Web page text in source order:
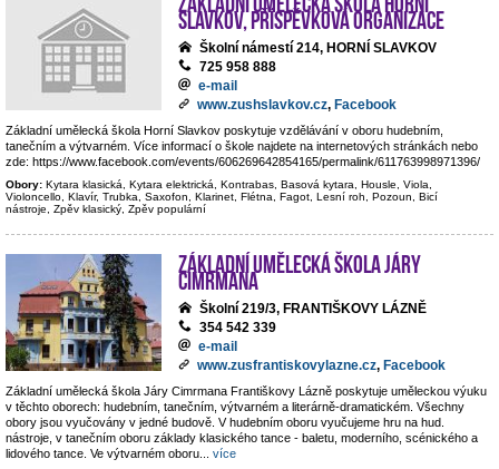
Slavkov, příspěvková organizace
Školní námestí 214, HORNÍ SLAVKOV
725 958 888
e-mail
www.zushslavkov.cz, Facebook
Základní umělecká škola Horní Slavkov poskytuje vzdělávání v oboru hudebním,
tanečním a výtvarném. Více informací o škole najdete na internetových stránkách nebo
zde: https://www.facebook.com/events/606269642854165/permalink/611763998971396/
Obory: Kytara klasická, Kytara elektrická, Kontrabas, Basová kytara, Housle, Viola,
Violoncello, Klavír, Trubka, Saxofon, Klarinet, Flétna, Fagot, Lesní roh, Pozoun, Bicí
nástroje, Zpěv klasický, Zpěv populární
Základní umělecká škola Járy
Cimrmana
Školní 219/3, FRANTIŠKOVY LÁZNĚ
354 542 339
e-mail
www.zusfrantiskovylazne.cz, Facebook
Základní umělecká škola Járy Cimrmana Františkovy Lázně poskytuje uměleckou výuku
v těchto oborech: hudebním, tanečním, výtvarném a literárně-dramatickém. Všechny
obory jsou vyučovány v jedné budově. V hudebním oboru vyučujeme hru na hud.
nástroje, v tanečním oboru základy klasického tance - baletu, moderního, scénického a
lidového tance. Ve výtvarném oboru
více